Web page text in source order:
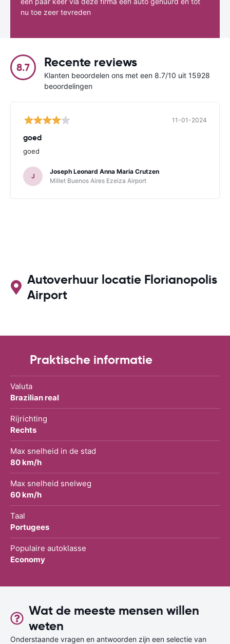
nu toe zeer tevreden
8.7 Recente reviews
Klanten beoordelen ons met een 8.7/10 uit 15928
beoordelingen
11-01-2024
goed
goed
J
Joseph Leonard Anna Maria Crutzen
Millet Buenos Aires Ezeiza Airport
Autoverhuur locatie Florianopolis
Airport
Praktische informatie
Valuta
Brazilian real
Rijrichting
Rechts
Max snelheid in de stad
80 km/h
Max snelheid snelweg
60 km/h
Taal
Portugees
Populaire autoklasse
Economy
Wat de meeste mensen willen
weten
Onderstaande vragen en antwoorden zijn een selectie van